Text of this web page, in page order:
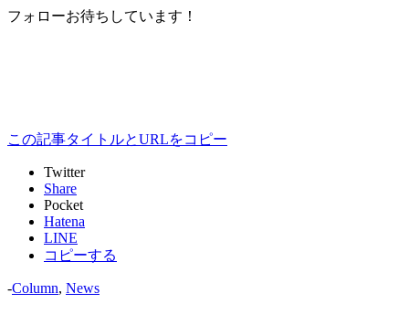
フォローお待ちしています！
この記事タイトルとURLをコピー
Twitter
Share
Pocket
Hatena
LINE
コピーする
-Column, News